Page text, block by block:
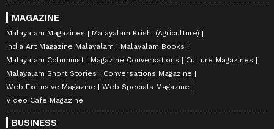
MAGAZINE
Malayalam Magazines
Malayalam Krishi (Agriculture)
India Art Magazine Malayalam
Malayalam Books
Malayalam Columnist
Magazine Conversations
Culture Magazines
Malayalam Short Stories
Conversations Magazine
Web Exclusive Magazine
Web Specials Magazine
Video Cafe Magazine
BUSINESS